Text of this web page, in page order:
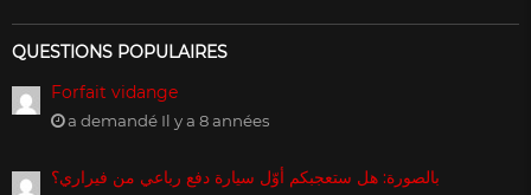
QUESTIONS POPULAIRES
Forfait vidange
a demandé Il y a 8 années
بالصورة: هل ستعجبكم أوّل سيارة دفع رباعي من فيراري؟